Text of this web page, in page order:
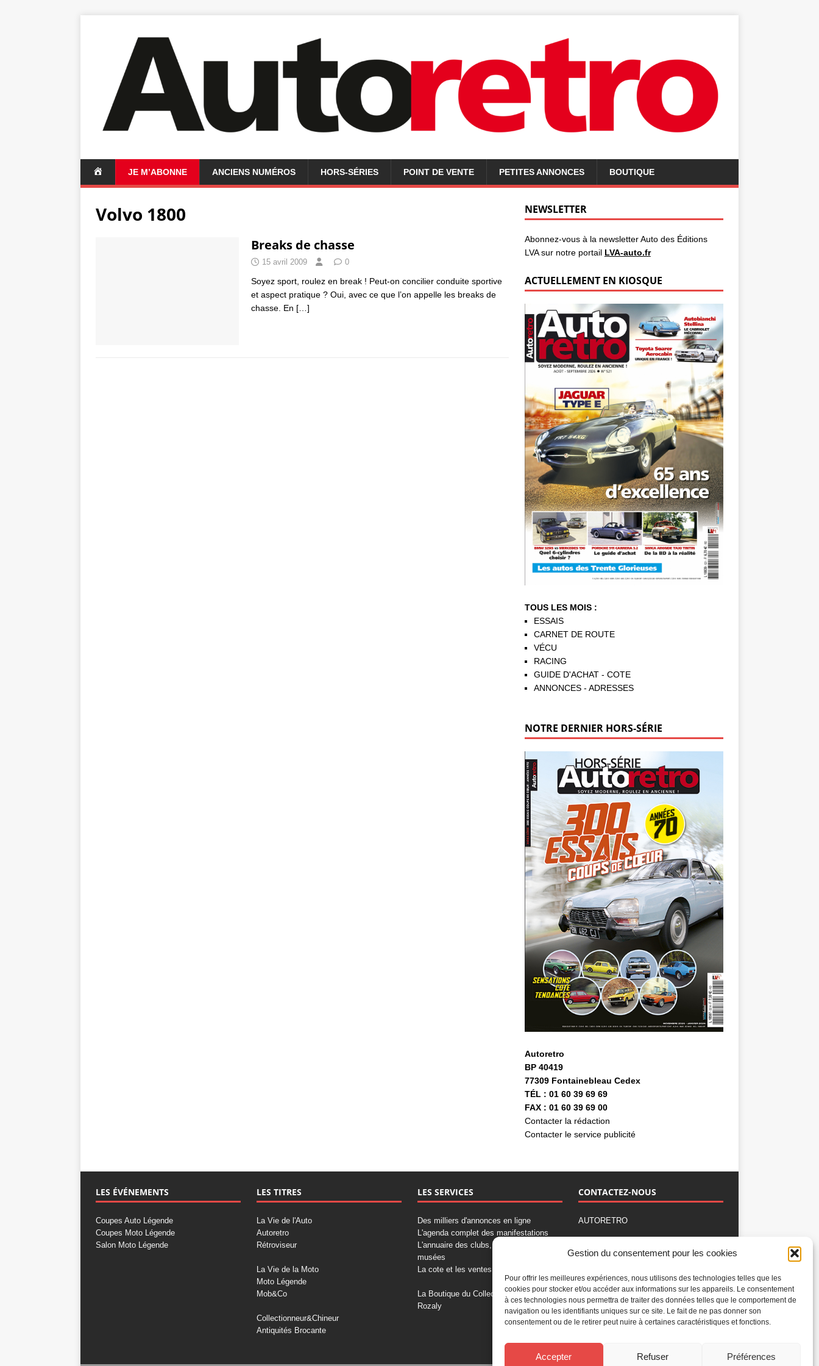
Gestion du consentement pour les cookies
Pour offrir les meilleures expériences, nous utilisons des technologies telles que les
cookies pour stocker et/ou accéder aux informations sur les appareils. Le consentement
à ces technologies nous permettra de traiter des données telles que le comportement de
navigation ou les identifiants uniques sur ce site. Le fait de ne pas donner son
consentement ou de le retirer peut nuire à certaines caractéristiques et fonctions.
Accepter Refuser Préférences
C
U
JE M’ABONNE ANCIENS NUMÉROS HORS-SÉRIES POINT DE VENTE PETITES ANNONCES BOUTIQUE
Volvo 1800
Breaks de chasse
15 avril 2009 0
Soyez sport, roulez en break ! Peut-on concilier conduite sportive
et aspect pratique ? Oui, avec ce que l’on appelle les breaks de
chasse. En […]
NEWSLETTER
Abonnez-vous à la newsletter Auto des Éditions
LVA sur notre portail LVA-auto.fr
ACTUELLEMENT EN KIOSQUE
TOUS LES MOIS :
ESSAIS
CARNET DE ROUTE
VÉCU
RACING
GUIDE D'ACHAT - COTE
ANNONCES - ADRESSES
NOTRE DERNIER HORS-SÉRIE
Autoretro
BP 40419
77309 Fontainebleau Cedex
TÉL : 01 60 39 69 69
FAX : 01 60 39 69 00
Contacter la rédaction
Contacter le service publicité
LES ÉVÉNEMENTS
Coupes Auto Légende
Coupes Moto Légende
Salon Moto Légende
LES TITRES
La Vie de l'Auto
Autoretro
Rétroviseur
La Vie de la Moto
Moto Légende
Mob&Co
Collectionneur&Chineur
Antiquités Brocante
LES SERVICES
Des milliers d'annonces en ligne
L'agenda complet des manifestations
L'annuaire des clubs, professionnels,
musées
La cote et les ventes aux enchères
La Boutique du Collectionneur
Rozaly
CONTACTEZ-NOUS
AUTORETRO
77309 Fontainebleau Cedex
Fax: 01 60 39 69 00
Nous contacter par email
Mentions légales
Gestion des cookies